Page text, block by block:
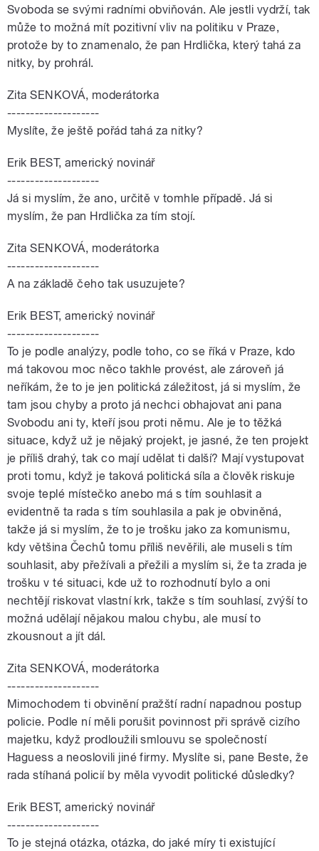
Svoboda se svými radními obviňován. Ale jestli vydrží, tak
může to možná mít pozitivní vliv na politiku v Praze,
protože by to znamenalo, že pan Hrdlička, který tahá za
nitky, by prohrál.
Zita SENKOVÁ, moderátorka
--------------------
Myslíte, že ještě pořád tahá za nitky?
Erik BEST, americký novinář
--------------------
Já si myslím, že ano, určitě v tomhle případě. Já si
myslím, že pan Hrdlička za tím stojí.
Zita SENKOVÁ, moderátorka
--------------------
A na základě čeho tak usuzujete?
Erik BEST, americký novinář
--------------------
To je podle analýzy, podle toho, co se říká v Praze, kdo
má takovou moc něco takhle provést, ale zároveň já
neříkám, že to je jen politická záležitost, já si myslím, že
tam jsou chyby a proto já nechci obhajovat ani pana
Svobodu ani ty, kteří jsou proti němu. Ale je to těžká
situace, když už je nějaký projekt, je jasné, že ten projekt
je příliš drahý, tak co mají udělat ti další? Mají vystupovat
proti tomu, když je taková politická síla a člověk riskuje
svoje teplé místečko anebo má s tím souhlasit a
evidentně ta rada s tím souhlasila a pak je obviněná,
takže já si myslím, že to je trošku jako za komunismu,
kdy většina Čechů tomu příliš nevěřili, ale museli s tím
souhlasit, aby přežívali a přežili a myslím si, že ta zrada je
trošku v té situaci, kde už to rozhodnutí bylo a oni
nechtějí riskovat vlastní krk, takže s tím souhlasí, zvýší to
možná udělají nějakou malou chybu, ale musí to
zkousnout a jít dál.
Zita SENKOVÁ, moderátorka
--------------------
Mimochodem ti obvinění pražští radní napadnou postup
policie. Podle ní měli porušit povinnost při správě cizího
majetku, když prodloužili smlouvu se společností
Haguess a neoslovili jiné firmy. Myslíte si, pane Beste, že
rada stíhaná policií by měla vyvodit politické důsledky?
Erik BEST, americký novinář
--------------------
To je stejná otázka, otázka, do jaké míry ti existující